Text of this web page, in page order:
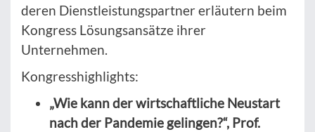
deren Dienstleistungspartner erläutern beim
Kongress Lösungsansätze ihrer
Unternehmen.
Kongresshighlights:
„Wie kann der wirtschaftliche Neustart
nach der Pandemie gelingen?“, Prof.